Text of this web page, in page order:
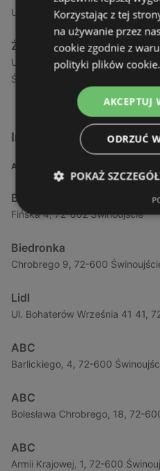
Ul. Armii Krajowej 12 / 1a, 72-
Żabka
Ul. Wybrzeże Wł. Iv 26/27 Lok.
Świnoujście
Inne sklepy
ADRES
Biedronka
Fińska 4, 72-602 Świnoujście
Biedronka
Chrobrego 9, 72-600
Lidl
Ul. Bohaterów Września 41 41,
ABC
Barlickiego, 4, 72-600
ABC
Bolesława Chrobrego, 18, 72-
ABC
Armii Krajowej, 1, 72-600
Korzystając z tej
na używanie przez
cookie zgodnie z
polityki plików cookie.
AKCEPTUJ
ODRZUĆ
POKAŻ